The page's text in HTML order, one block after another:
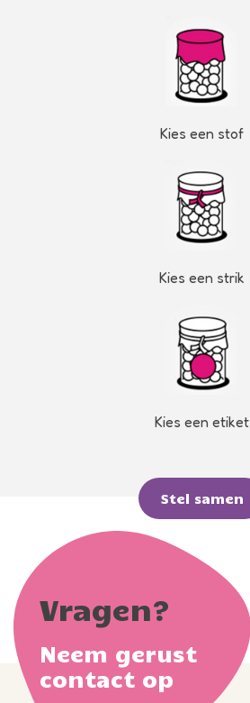
Kies een stof
Kies een strik
Kies een etiket
Stel samen
Vragen?
Neem gerust
contact op